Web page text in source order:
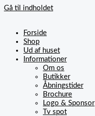
Gå til indholdet
Forside
Shop
Ud af huset
Informationer
Om os
Butikker
Åbningstider
Brochure
Logo & Sponsor
Tv spot